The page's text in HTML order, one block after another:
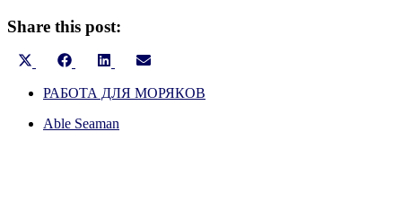
Share this post:
Share
Share
FacebookShare
LinkedInShare
РАБОТА ДЛЯ МОРЯКОВ
Able Seaman